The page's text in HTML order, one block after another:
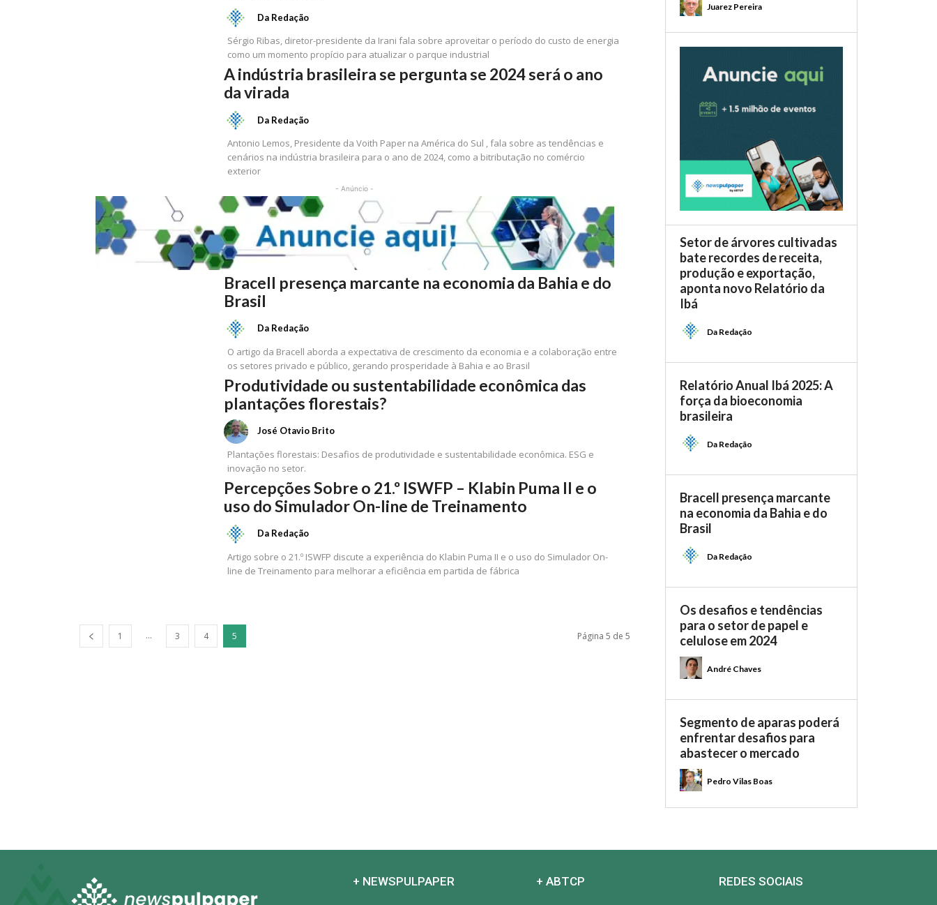
Da Redação
Sérgio Ribas, diretor-presidente da Irani fala sobre aproveitar o período do custo de energia
como um momento propício para atualizar o parque industrial
A indústria brasileira se pergunta se 2024 será o ano
da virada
Da Redação
Antonio Lemos, Presidente da Voith Paper na América do Sul , fala sobre as tendências e
cenários na indústria brasileira para o ano de 2024, como a bitributação no comércio
exterior
- Anúncio -
Bracell presença marcante na economia da Bahia e do
Brasil
Da Redação
O artigo da Bracell aborda a expectativa de crescimento da economia e a colaboração entre
os setores privado e público, gerando prosperidade à Bahia e ao Brasil
Produtividade ou sustentabilidade econômica das
plantações florestais?
José Otavio Brito
Plantações florestais: Desafios de produtividade e sustentabilidade econômica. ESG e
inovação no setor.
Percepções Sobre o 21.º ISWFP – Klabin Puma II e o
uso do Simulador On-line de Treinamento
Da Redação
Artigo sobre o 21.º ISWFP discute a experiência do Klabin Puma II e o uso do Simulador On-
line de Treinamento para melhorar a eficiência em partida de fábrica
1 ... 3 4 5 Página 5 de 5
Juarez Pereira
Setor de árvores cultivadas
bate recordes de receita,
produção e exportação,
aponta novo Relatório da
Ibá
Da Redação
Relatório Anual Ibá 2025: A
força da bioeconomia
brasileira
Da Redação
Bracell presença marcante
na economia da Bahia e do
Brasil
Da Redação
Os desafios e tendências
para o setor de papel e
celulose em 2024
André Chaves
Segmento de aparas poderá
enfrentar desafios para
abastecer o mercado
Pedro Vilas Boas
+ NEWSPULPAPER + ABTCP REDES SOCIAIS